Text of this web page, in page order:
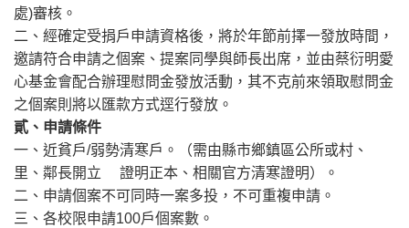
處)審核。
二、經確定受捐戶申請資格後，將於年節前擇一發放時間，
邀請符合申請之個案、提案同學與師長出席，並由蔡衍明愛
心基金會配合辦理慰問金發放活動，其不克前來領取慰問金
之個案則將以匯款方式逕行發放。
貳、申請條件
一、近貧戶/弱勢清寒戶。（需由縣市鄉鎮區公所或村、
里、鄰長開立 證明正本、相關官方清寒證明）。
二、申請個案不可同時一案多投，不可重複申請。
三、各校限申請100戶個案數。